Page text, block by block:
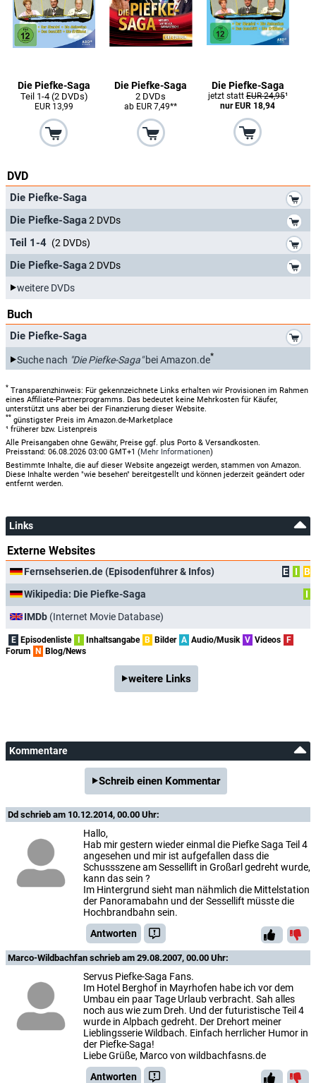
Die Piefke-Saga
Teil 1-4 (2 DVDs)
EUR 13,99
Die Piefke-Saga
2 DVDs
ab EUR 7,49**
Die Piefke-Saga
jetzt stattEUR 24,95¹
nur EUR 18,94
DVD
Die Piefke-Saga
Die Piefke-Saga2 DVDs
Teil 1-4 (2 DVDs)
Die Piefke-Saga2 DVDs
weitere DVDs
Buch
Die Piefke-Saga
Suche nach "Die Piefke-Saga"bei Amazon.de*
* Transparenzhinweis: Für gekennzeichnete Links erhalten wir Provisionen im Rahmen
eines Affiliate-Partnerprogramms. Das bedeutet keine Mehrkosten für Käufer,
unterstützt uns aber bei der Finanzierung dieser Website.
** günstigster Preis im Amazon.de-Marketplace
¹ früherer bzw. Listenpreis
Alle Preisangaben ohne Gewähr, Preise ggf. plus Porto & Versandkosten.
Preisstand: 06.08.2026 03:00 GMT+1 (Mehr Informationen)
Bestimmte Inhalte, die auf dieser Website angezeigt werden, stammen von Amazon.
Diese Inhalte werden "wie besehen" bereitgestellt und können jederzeit geändert oder
entfernt werden.
Links
Externe Websites
Fernsehserien.de (Episodenführer & Infos) E I
B
Wikipedia: Die Piefke-Saga
I
IMDb (Internet Movie Database)
E Episodenliste I Inhaltsangabe B Bilder A Audio/Musik V Videos F
Forum N Blog/News
weitere Links
Kommentare
Schreib einen Kommentar
Dd schrieb am 10.12.2014, 00.00 Uhr:
Hallo,
Hab mir gestern wieder einmal die Piefke Saga Teil 4
angesehen und mir ist aufgefallen dass die
Schussszene am Sessellift in Großarl gedreht wurde,
kann das sein ?
Im Hintergrund sieht man nähmlich die Mittelstation
der Panoramabahn und der Sessellift müsste die
Hochbrandbahn sein.
Antworten
Marco-Wildbachfan schrieb am 29.08.2007, 00.00 Uhr:
Servus Piefke-Saga Fans.
Im Hotel Berghof in Mayrhofen habe ich vor dem
Umbau ein paar Tage Urlaub verbracht. Sah alles
noch aus wie zum Dreh. Und der futuristische Teil 4
wurde in Alpbach gedreht. Der Drehort meiner
Lieblingsserie Wildbach. Einfach herrlicher Humor in
der Piefke-Saga!
Liebe Grüße, Marco von wildbachfasns.de
Antworten